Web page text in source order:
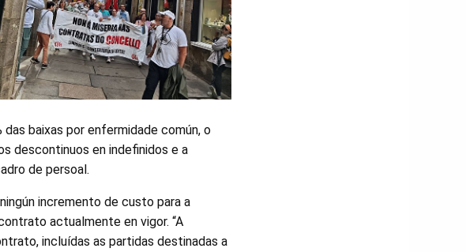
baixas por enfermidade común, o
descontinuos en indefinidos e a
de persoal.
incremento de custo para a
actualmente en vigor. “A
incluídas as partidas destinadas a